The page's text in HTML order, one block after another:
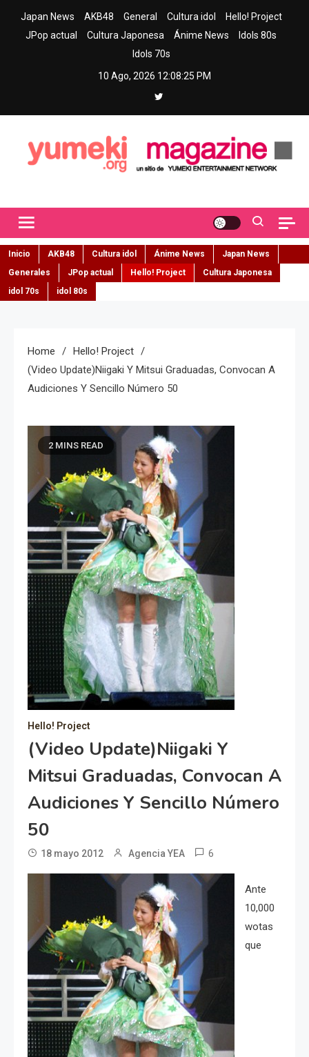
Japan News AKB48 General Cultura idol
Hello! Project
JPop actual
Cultura Japonesa Ánime News
Idols 80s
Idols 70s
10 Ago, 2026 12:08:27 PM
Inicio AKB48 Cultura idol Ánime News
Japan News
Generales
JPop actual Hello! Project
Cultura Japonesa
idol 70s
idol 80s
Home
Hello! Project
(Video Update)Niigaki Y Mitsui Graduadas, Convocan A
Audiciones Y Sencillo Número 50
2 MINS READ
Hello! Project
(Video Update)Niigaki Y
Mitsui Graduadas, Convocan A
Audiciones Y Sencillo Número
50
18 mayo 2012 Agencia YEA 6
Ante
10,000
wotas
que